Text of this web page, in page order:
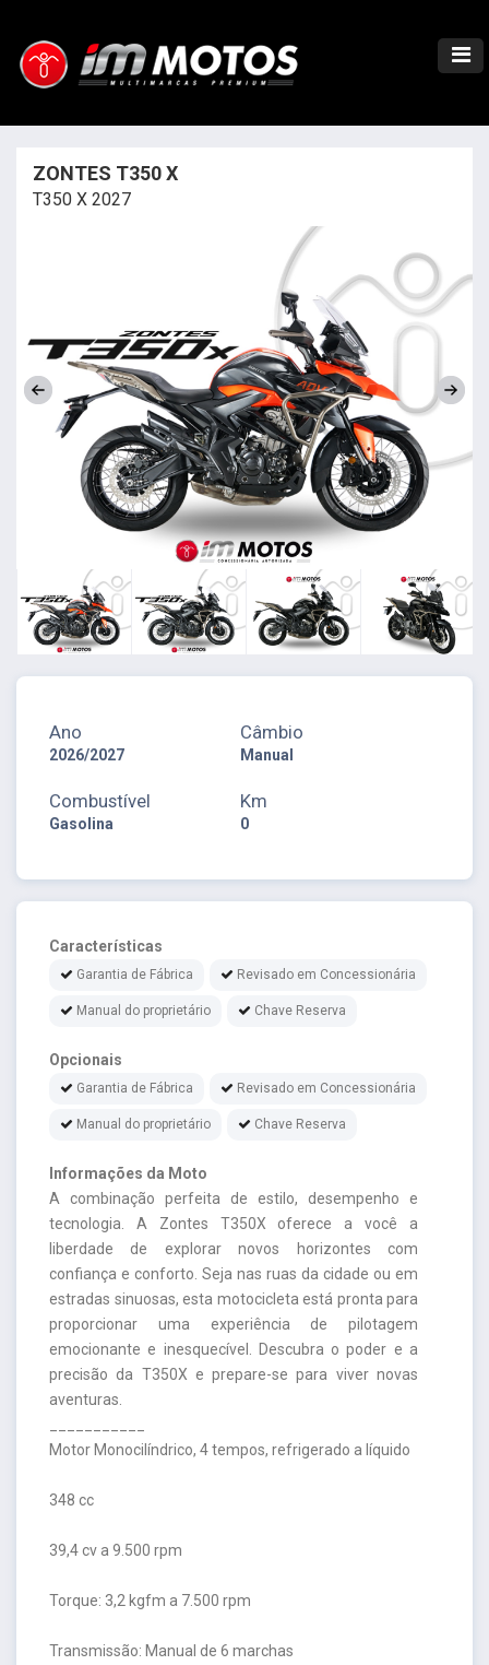
ZONTES T350 X
T350 X 2027
Ano
2026/2027
Câmbio
Manual
Combustível
Gasolina
Km
0
Características
Garantia de Fábrica Revisado em Concessionária
Manual do proprietário Chave Reserva
Opcionais
Garantia de Fábrica Revisado em Concessionária
Manual do proprietário Chave Reserva
Informações da Moto
A combinação perfeita de estilo, desempenho e
tecnologia. A Zontes T350X oferece a você a
liberdade de explorar novos horizontes com
confiança e conforto. Seja nas ruas da cidade ou em
estradas sinuosas, esta motocicleta está pronta para
proporcionar uma experiência de pilotagem
emocionante e inesquecível. Descubra o poder e a
precisão da T350X e prepare-se para viver novas
aventuras.
Motor Monocilíndrico, 4 tempos, refrigerado a líquido
348 cc
39,4 cv a 9.500 rpm
Torque: 3,2 kgfm a 7.500 rpm
Transmissão: Manual de 6 marchas